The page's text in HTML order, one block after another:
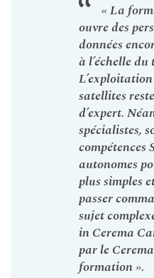
« La
ouvre des
données
à l’échelle
satellites
d’expert.
spécialistes,
compétences
autonomes
plus simples
passer
sujet
in Cerema
par le
formation ».